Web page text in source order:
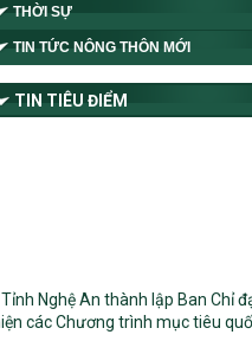
THỜI SỰ
TIN TỨC NÔNG THÔN MỚI
TIN TIÊU ĐIỂM
hiện các Chương trình mục tiêu